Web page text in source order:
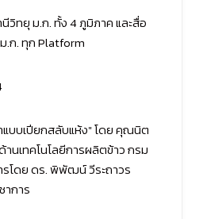
วิทยุ ม.ก. ทั้ง 4 ภูมิภาค และสื่อ
.ก. ทุก Platform
บบเปียกสลับแห้ง" โดย คุณนิต
นเทคโนโลยีการผลิตข้าว กรม
รโดย ดร. พิพัฒน์ วีระถาวร
าการ